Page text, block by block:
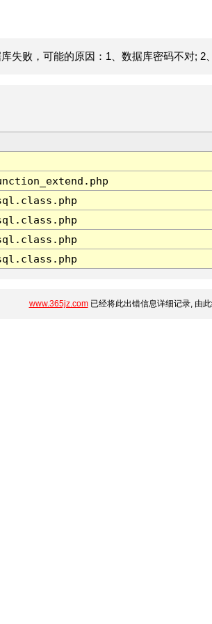
失败，可能的原因：1、数据库密码不对; 2
www.365jz.com已经将此出错信息详细记录, 由